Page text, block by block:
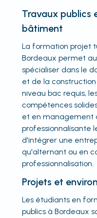
Travaux publics
bâtiment
La formation projet
Bordeaux permet
spécialiser dans le
et de la
niveau bac requis,
compétences
et en management
professionnalisante
d'intégrer une
qu'alternant ou en
professionnalisation.
Projets et
Les étudiants en
publics à Bordeaux